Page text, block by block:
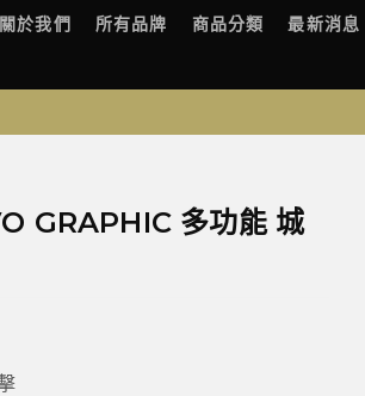
於我們 所有品牌 商品分類 最新消息
GRAPHIC 多功能 城